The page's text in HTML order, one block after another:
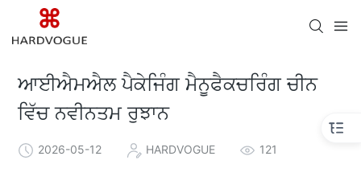
ਆਈਐਮਐਲ ਪੈਕੇਜਿੰਗ ਮੈਨੂਫੈਕਚਰਿੰਗ ਚੀਨ
ਵਿੱਚ ਨਵੀਨਤਮ ਰੁਝਾਨ
2026-05-12 HARDVOGUE 121